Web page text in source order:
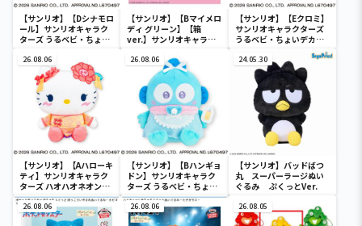
【サンリオ】【Dシナモロ
ール】サンリオキャラク
ターズ うるベビ・ちょい
【サンリオ】【Bマイメロ
ディ グリーン】【箱
ver.】サンリオキャラク
SOFVIMATES～マイメロ
ディ マーメイドver. ～
【サンリオ】【Eクロミ】
サンリオキャラクターズ
うるベビ・ちょいデカド
26.08.06
【サンリオ】【Aハローキ
ティ】サンリオキャラク
ターズ ハオハオネオンタ
ウンドールBIGタイプ1
26.08.06
【サンリオ】【Bハンギョ
ドン】サンリオキャラク
ターズ うるベビ・ちょい
デカドール
24.05.30
【サンリオ】バッドばつ
丸 スーパーラージぬい
ぐるみ ぷくっとVer.
26.08.06 26.08.06 26.08.05